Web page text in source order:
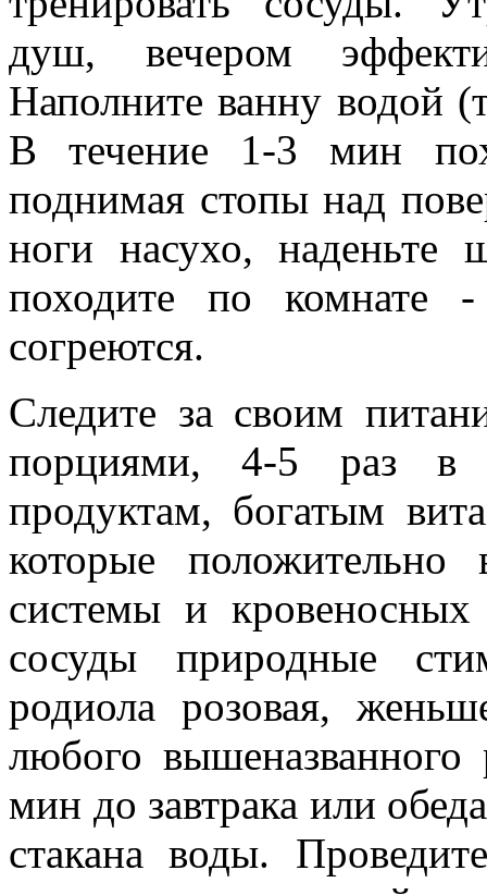
душ, вечером
Наполните ванну водой
В течение 1-3 мин
поднимая стопы над
ноги насухо, наденьте
походите по
согреются.
Следите за своим
порциями, 4-5 раз в
продуктам, богатым
которые
системы и
сосуды природные
родиола розовая,
любого
мин до завтрака или
стакана воды.